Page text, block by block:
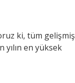
ki, tüm gelişmiş
en yüksek